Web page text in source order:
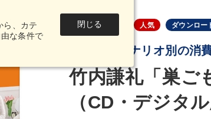
ら、カテ
な条件で
閉じる
音声・動画 人気 ダウンロー
コロナ禍シナリオ別の消
竹内謙礼「巣ご
（CD・デジタ